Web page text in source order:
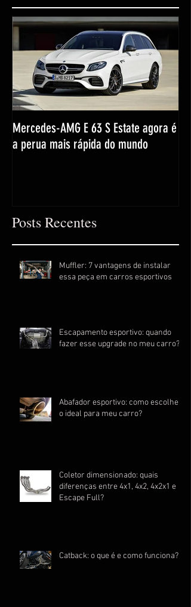
Mercedes-AMG E 63 S Estate agora é
a perua mais rápida do mundo
Posts Recentes
Muffler: 7 vantagens de instalar
essa peça em carros esportivos
Escapamento esportivo: quando
fazer esse upgrade no meu carro?
Abafador esportivo: como escolher
o ideal para meu carro?
Coletor dimensionado: quais
diferenças entre 4x1, 4x2, 4x2x1 e
Escape Full?
Catback: o que é e como funciona?